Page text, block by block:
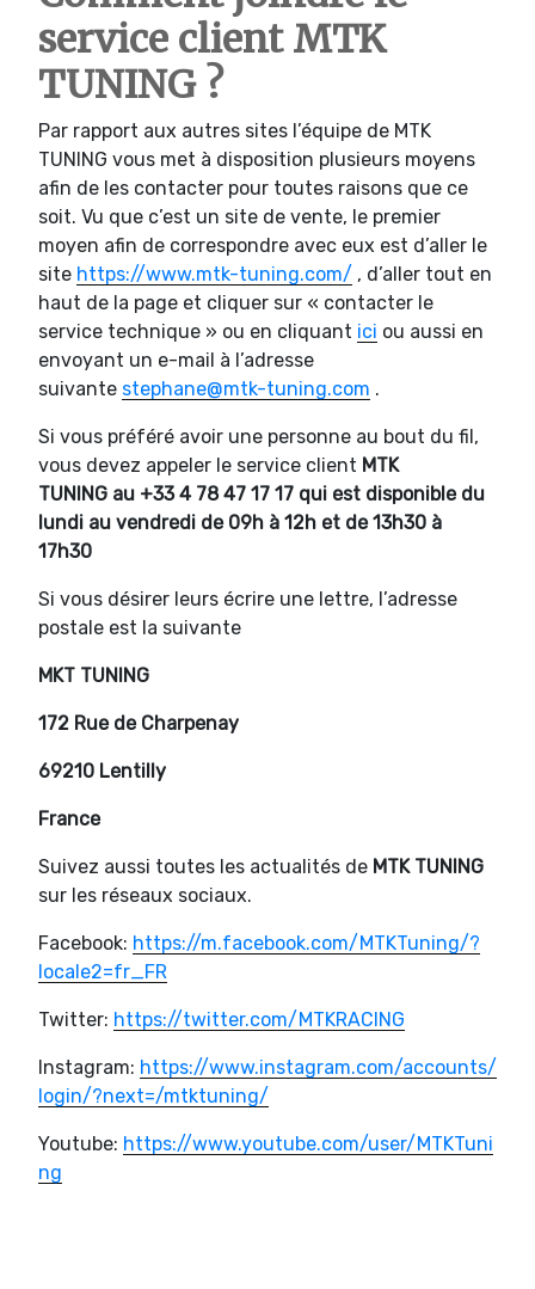
service client MTK
TUNING ?
Par rapport aux autres sites l’équipe de MTK
TUNING vous met à disposition plusieurs moyens
afin de les contacter pour toutes raisons que ce
soit. Vu que c’est un site de vente, le premier
moyen afin de correspondre avec eux est d’aller le
site https://www.mtk-tuning.com/ , d’aller tout en
haut de la page et cliquer sur « contacter le
service technique » ou en cliquant ici ou aussi en
envoyant un e-mail à l’adresse
suivante stephane@mtk-tuning.com .
Si vous préféré avoir une personne au bout du fil,
vous devez appeler le service client MTK
TUNING au +33 4 78 47 17 17 qui est disponible du
lundi au vendredi de 09h à 12h et de 13h30 à
17h30
Si vous désirer leurs écrire une lettre, l’adresse
postale est la suivante
MKT TUNING
172 Rue de Charpenay
69210 Lentilly
France
Suivez aussi toutes les actualités de MTK TUNING
sur les réseaux sociaux.
Facebook: https://m.facebook.com/MTKTuning/?
locale2=fr_FR
Twitter: https://twitter.com/MTKRACING
Instagram: https://www.instagram.com/accounts/
login/?next=/mtktuning/
Youtube: https://www.youtube.com/user/MTKTuni
ng